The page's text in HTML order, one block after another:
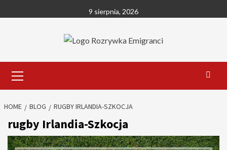
to
9 sierpnia, 2026
Menu
HOME BLOG RUGBY IRLANDIA-SZKOCJA
rugby Irlandia-Szkocja